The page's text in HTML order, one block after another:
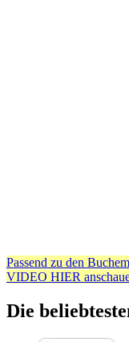
Passend zu den
VIDEO HIER
Die